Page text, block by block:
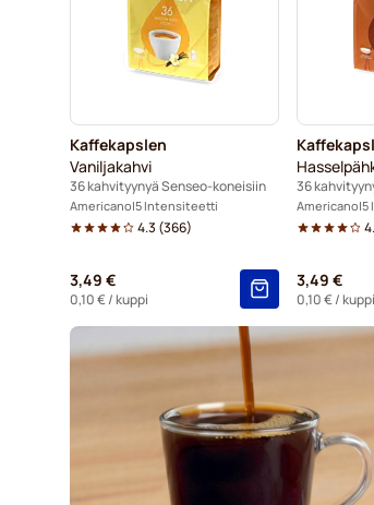
Marcilla-kahvityynyt Senseo-koneisiin
Tyynyt Senseo-koneisiin Black
Kaffekapslen
Vaniljakahvi
36 kahvityynyä Senseo-koneisiin
Americano 5 Intensiteetti
4.3 (366)
3,49 €
0,10 €/ kuppi
36
Americano 5
3,49 €
0,10 €/ kuppi